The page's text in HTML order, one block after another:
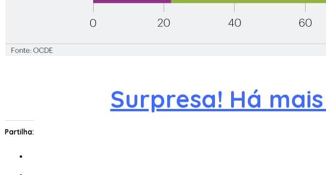
Surpresa! Há
Partilha: